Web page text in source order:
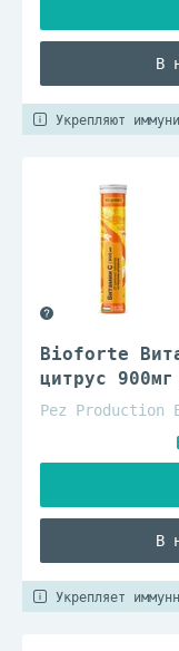
В
Укрепляют
Bioforte
цитрус
Pez Production
В
Укрепляет